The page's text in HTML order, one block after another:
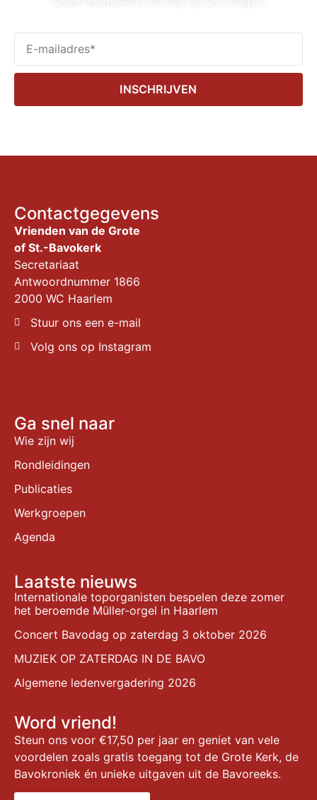
INSCHRIJVEN
Contactgegevens
Vrienden van de Grote
of St.-Bavokerk
Secretariaat
Antwoordnummer 1866
2000 WC Haarlem
Stuur ons een e-mail
Volg ons op Instagram
Ga snel naar
Wie zijn wij
Rondleidingen
Publicaties
Werkgroepen
Agenda
Laatste nieuws
Internationale toporganisten bespelen deze zomer
het beroemde Müller-orgel in Haarlem
Concert Bavodag op zaterdag 3 oktober 2026
MUZIEK OP ZATERDAG IN DE BAVO
Algemene ledenvergadering 2026
Word vriend!
Steun ons voor €17,50 per jaar en geniet van vele
voordelen zoals gratis toegang tot de Grote Kerk, de
Bavokroniek én unieke uitgaven uit de Bavoreeks.